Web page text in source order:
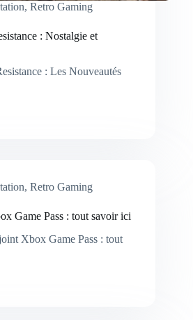
, Retro Gaming
: Nostalgie et
: Les Nouveautés
, Retro Gaming
Game Pass : tout savoir ici
Xbox Game Pass : tout